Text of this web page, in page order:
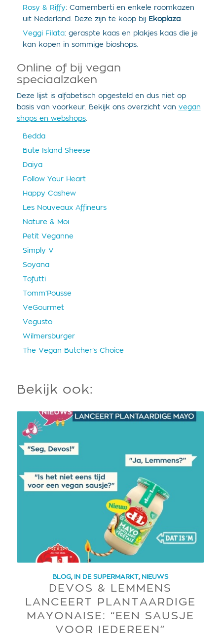
Rosy & Riffy: Camemberti en enkele roomkazen
uit Nederland. Deze zijn te koop bij Ekoplaza.
Veggi Filata: geraspte kaas en plakjes kaas die je
kan kopen in sommige bioshops.
Online of bij vegan
speciaalzaken
Deze lijst is alfabetisch opgesteld en dus niet op
basis van voorkeur. Bekijk ons overzicht van vegan
shops en webshops.
Bedda
Bute Island Sheese
Daiya
Follow Your Heart
Happy Cashew
Les Nouveaux Affineurs
Nature & Moi
Petit Veganne
Simply V
Soyana
Tofutti
Tomm’Pousse
VeGourmet
Vegusto
Wilmersburger
The Vegan Butcher’s Choice
Bekijk ook:
BLOG, IN DE SUPERMARKT, NIEUWS
DEVOS & LEMMENS
LANCEERT PLANTAARDIGE
MAYONAISE: “EEN SAUSJE
VOOR IEDEREEN”